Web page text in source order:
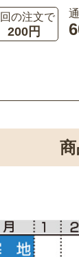
の注文で
200円